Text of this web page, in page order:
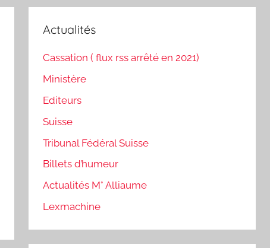
Actualités
Cassation ( flux rss arrêté en 2021)
Ministère
Editeurs
Suisse
Tribunal Fédéral Suisse
Billets d’humeur
Actualités M° Alliaume
Lexmachine